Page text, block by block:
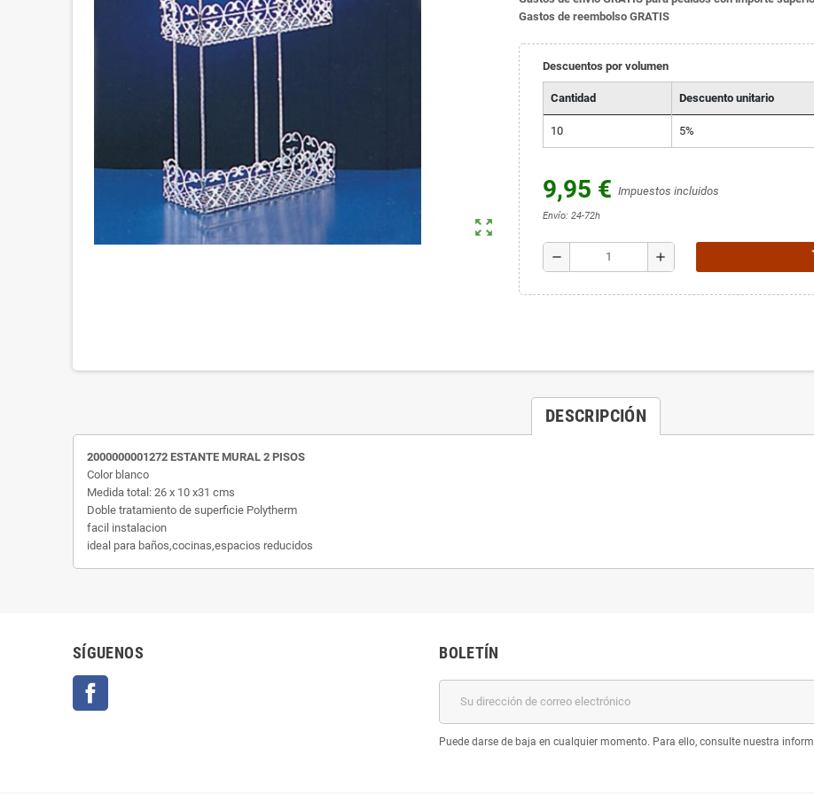
zoom_out_map
Gastos de reembolso GRATIS
Descuentos por volumen
Cantidad Descuento unitario
10 5%
9,95 € Impuestos incluidos
Envío: 24-72h
remove add
DESCRIPCIÓN
2000000001272 ESTANTE MURAL 2 PISOS
Color blanco
Medida total: 26 x 10 x31 cms
Doble tratamiento de superficie Polytherm
facil instalacion
ideal para baños,cocinas,espacios reducidos
SÍGUENOS BOLETÍN
Puede darse de baja en cualquier momento. Para ello, consulte nuestra